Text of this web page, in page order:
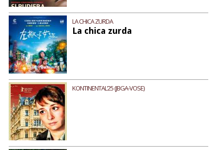
LA CHICA ZURDA
La chica zurda
KONTINENTAL’25 (JBGA-VOSE)